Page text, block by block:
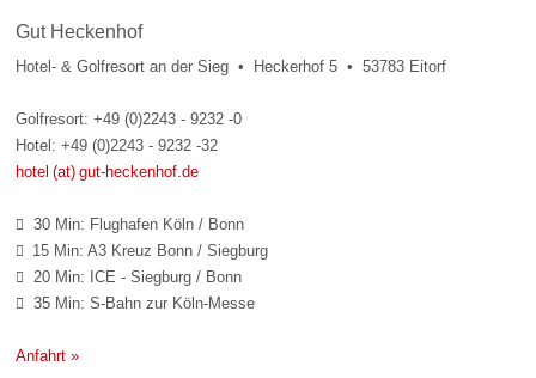
Gut Heckenhof
Hotel- & Golfresort an der Sieg • Heckerhof 5 • 53783 Eitorf
Golfresort: +49 (0)2243 - 9232 -0
Hotel: +49 (0)2243 - 9232 -32
hotel (at) gut-heckenhof.de
 30 Min: Flughafen Köln / Bonn
 15 Min: A3 Kreuz Bonn / Siegburg
 20 Min: ICE - Siegburg / Bonn
 35 Min: S-Bahn zur Köln-Messe
Anfahrt »